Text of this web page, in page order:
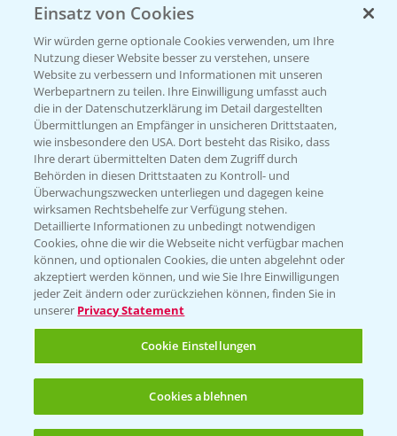
Beratung auf WhatsApp
T.+49 (0)174 346 564 1
KONTAKT
Hilfe in Notfällen
T.+49 (0)214/30-20220
Folgen Sie uns
Einsatz von Cookies
Wir würden gerne optionale Cookies verwenden, um Ihre
Nutzung dieser Website besser zu verstehen, unsere
Website zu verbessern und Informationen mit unseren
Werbepartnern zu teilen. Ihre Einwilligung umfasst auch
die in der Datenschutzerklärung im Detail dargestellten
Übermittlungen an Empfänger in unsicheren Drittstaaten,
wie insbesondere den USA. Dort besteht das Risiko, dass
Ihre derart übermittelten Daten dem Zugriff durch
Behörden in diesen Drittstaaten zu Kontroll- und
Überwachungszwecken unterliegen und dagegen keine
wirksamen Rechtsbehelfe zur Verfügung stehen.
Detaillierte Informationen zu unbedingt notwendigen
Cookies, ohne die wir die Webseite nicht verfügbar machen
können, und optionalen Cookies, die unten abgelehnt oder
akzeptiert werden können, und wie Sie Ihre Einwilligungen
jeder Zeit ändern oder zurückziehen können, finden Sie in
unserer Privacy Statement
Cookie Einstellungen
Cookies ablehnen